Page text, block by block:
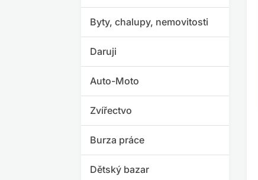
Byty, chalupy, nemovitosti
Daruji
Auto-Moto
Zvířectvo
Burza práce
Dětský bazar